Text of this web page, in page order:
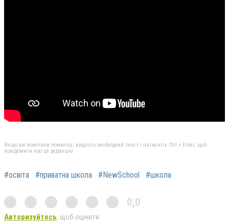
Якщо ви помітили помилку, виділіть необхідний текст і натисніть Ctrl + Enter, щоб
повідомити про це редакцію
#освіта #приватна школа #NewSchool #школа
0,0
Авторизуйтесь, щоб оцінити